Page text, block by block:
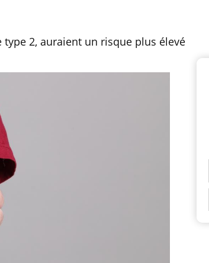
2, auraient un risque plus élevé